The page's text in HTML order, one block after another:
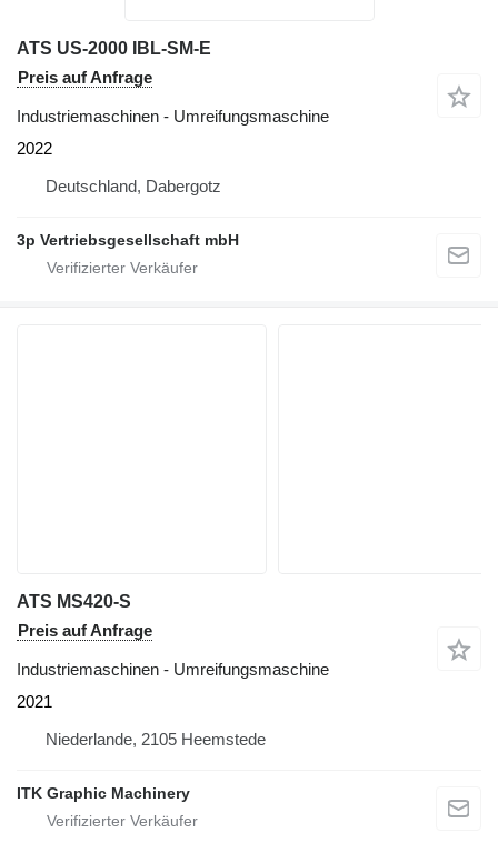
ATS US-2000 IBL-SM-E
Preis auf Anfrage
Industriemaschinen - Umreifungsmaschine
2022
Deutschland, Dabergotz
3p Vertriebsgesellschaft mbH
ATS MS420-S
Preis auf Anfrage
Industriemaschinen - Umreifungsmaschine
2021
Niederlande, 2105 Heemstede
ITK Graphic Machinery